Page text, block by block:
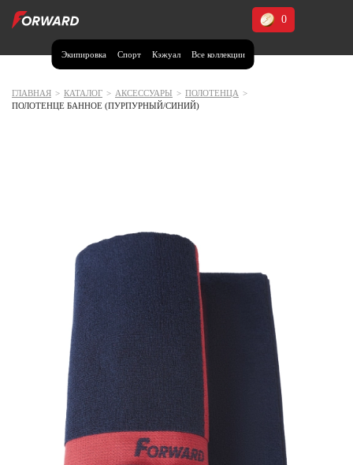
Экипировка Спорт Кэжуал Все коллекции
0
Москва и МО
Кемеровская область (2)
Краснодарский край (5)
Красноярский край (5)
Курская область (1)
Москва и МО (14)
Нижегородская область (1)
Новосибирская область (3)
Омская область (5)
Республика Башкортостан (3)
Республика Крым (1)
Республика Татарстан (2)
ГЛАВНАЯ > КАТАЛОГ > АКСЕССУАРЫ > ПОЛОТЕНЦА >
ПОЛОТЕНЦЕ БАННОЕ (ПУРПУРНЫЙ/СИНИЙ)